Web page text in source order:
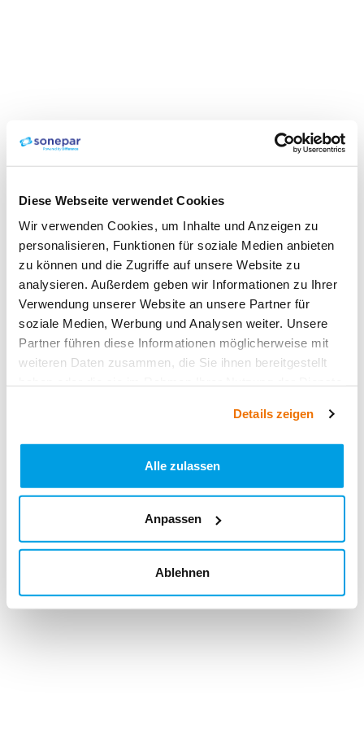
Diese Webseite verwendet Cookies
Wir verwenden Cookies, um Inhalte und Anzeigen zu
personalisieren, Funktionen für soziale Medien anbieten
zu können und die Zugriffe auf unsere Website zu
analysieren. Außerdem geben wir Informationen zu Ihrer
Verwendung unserer Website an unsere Partner für
soziale Medien, Werbung und Analysen weiter. Unsere
Partner führen diese Informationen möglicherweise mit
weiteren Daten zusammen, die Sie ihnen bereitgestellt
Details zeigen
Alle zulassen
Anpassen
Ablehnen